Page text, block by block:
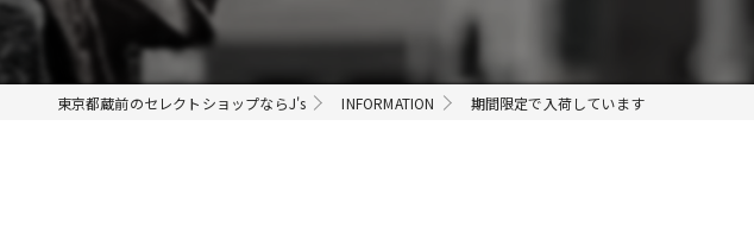
モード
ストリート
東京都蔵前のセレクトショップならJ's INFORMATION 期間限定で入荷しています